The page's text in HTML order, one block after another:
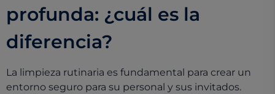
profunda: ¿cuál es la
diferencia?
La limpieza rutinaria es fundamental para crear un
entorno seguro para su personal y sus invitados.